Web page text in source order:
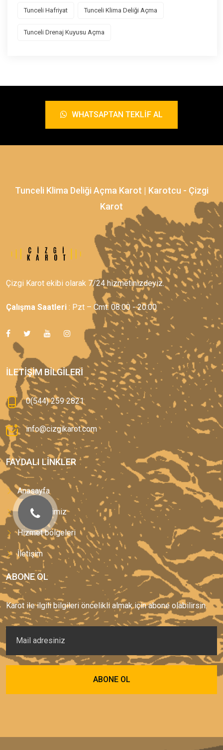
Tunceli Hafriyat Tunceli Klima Deliği Açma
Tunceli Drenaj Kuyusu Açma
WHATSAPTAN TEKLIF AL
Tunceli Klima Deliği Açma Karot | Karotcu - Çizgi
Karot
Çizgi Karot ekibi olarak 7/24 hizmetinizdeyiz.
Çalışma Saatleri : Pzt – Cmt: 08:00 - 20:00
İLETIŞIM BILGILERI
0(544) 259 2821
info@cizgikarot.com
FAYDALI LINKLER
Anasayfa
Hizmetlerimiz
Hizmet bölgeleri
İletişim
ABONE OL
Karot ile ilgili bilgileri öncelikli almak için abone olabilirsin.